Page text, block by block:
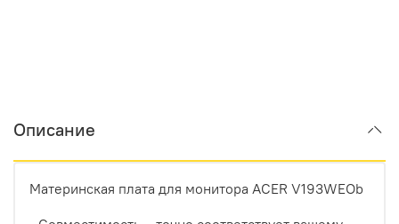
Описание
Материнская плата для монитора ACER V193WEOb